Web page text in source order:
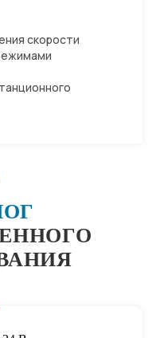
скорости